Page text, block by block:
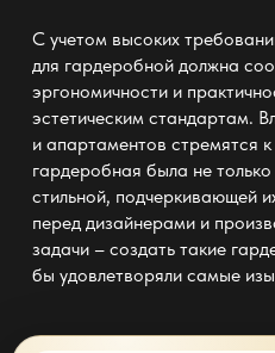
С учетом высоких
для гардеробнойдолжна
эргономичности и
эстетическим стандартам.
и апартаментов стремятся
гардеробная была не
стильной, подчеркивающей
перед дизайнерами и
задачи – создать такие
бы удовлетворяли самые